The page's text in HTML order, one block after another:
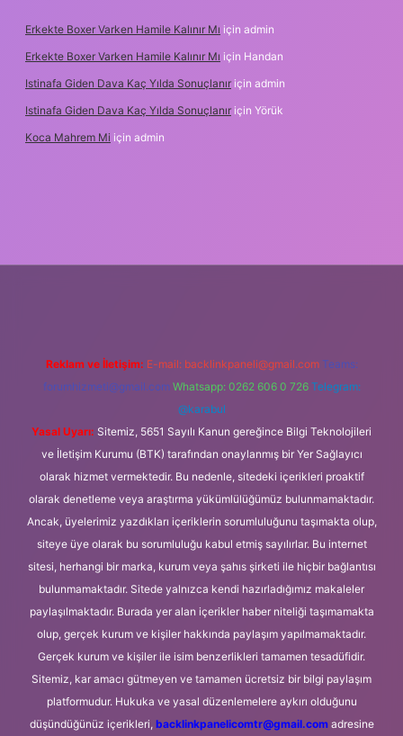
Erkekte Boxer Varken Hamile Kalınır Mı için admin
Erkekte Boxer Varken Hamile Kalınır Mı için Handan
Istinafa Giden Dava Kaç Yılda Sonuçlanır için admin
Istinafa Giden Dava Kaç Yılda Sonuçlanır için Yörük
Koca Mahrem Mi için admin
Reklam ve İletişim: E-mail: backlinkpaneli@gmail.com Teams:
forumhizmeti@gmail.com Whatsapp: 0262 606 0 726 Telegram:
@karabul
Yasal Uyarı: Sitemiz, 5651 Sayılı Kanun gereğince Bilgi Teknolojileri
ve İletişim Kurumu (BTK) tarafından onaylanmış bir Yer Sağlayıcı
olarak hizmet vermektedir. Bu nedenle, sitedeki içerikleri proaktif
olarak denetleme veya araştırma yükümlülüğümüz bulunmamaktadır.
Ancak, üyelerimiz yazdıkları içeriklerin sorumluluğunu taşımakta olup,
siteye üye olarak bu sorumluluğu kabul etmiş sayılırlar. Bu internet
sitesi, herhangi bir marka, kurum veya şahıs şirketi ile hiçbir bağlantısı
bulunmamaktadır. Sitede yalnızca kendi hazırladığımız makaleler
paylaşılmaktadır. Burada yer alan içerikler haber niteliği taşımamakta
olup, gerçek kurum ve kişiler hakkında paylaşım yapılmamaktadır.
Gerçek kurum ve kişiler ile isim benzerlikleri tamamen tesadüfidir.
Sitemiz, kar amacı gütmeyen ve tamamen ücretsiz bir bilgi paylaşım
platformudur. Hukuka ve yasal düzenlemelere aykırı olduğunu
düşündüğünüz içerikleri, backlinkpanelicomtr@gmail.comadresine